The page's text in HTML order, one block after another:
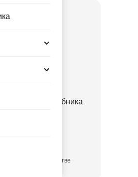
Шляпа волшебника
достаточном количестве